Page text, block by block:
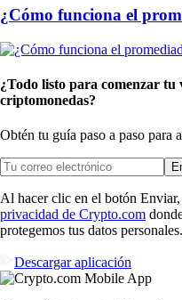
¿Cómo funciona el
¿Todo listo para comenzar tu
criptomonedas?
Obtén tu guía paso a paso para
Al hacer clic en el botón
privacidad de Crypto.com
protegemos tus datos personales.
Descargar aplicación